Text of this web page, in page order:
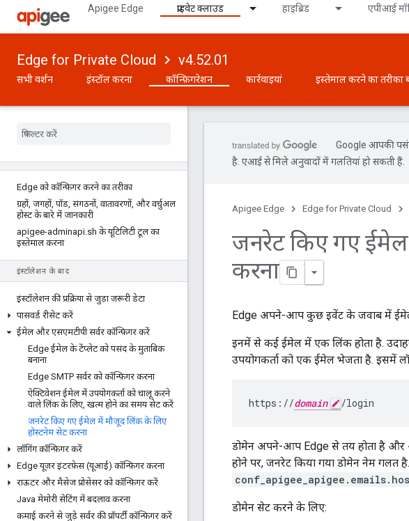
Apigee Edge प्राइवेट क्लाउड हाइब्रिड एपीआई
Edge for Private Cloud v4.52.01
सभी वर्शन इंस्टॉल करना कॉन्फ़िगरेशन कार्रवाइयां इस्तेमाल करने का तरीका
वर्शन 4.52.01
Edge को कॉन्फ़िगर करने का तरीका
ग्रहों, जगहों, पॉड, संगठनों, वातावरणों, और वर्चुअल
होस्ट के बारे में जानकारी
apigee-adminapi.sh के यूटिलिटी टूल का
इस्तेमाल करना
इंस्टॉलेशन के बाद
इंस्टॉलेशन की प्रक्रिया से जुड़ा ज़रूरी डेटा
पासवर्ड रीसेट करें
ईमेल और एसएमटीपी सर्वर कॉन्फ़िगर करें
Edge ईमेल के टेंप्लेट को पसंद के मुताबिक
बनाना
Edge SMTP सर्वर को कॉन्फ़िगर करना
ऐक्टिवेशन ईमेल में उपयोगकर्ता को चालू करने
वाले लिंक के लिए, खत्म होने का समय सेट करें
जनरेट किए गए ईमेल में मौजूद लिंक के लिए
होस्टनेम सेट करना
लॉगिंग कॉन्फ़िगर करें
Edge यूज़र इंटरफ़ेस (यूआई) कॉन्फ़िगर करना
राऊटर और मैसेज प्रोसेसर को कॉन्फ़िगर करें
Java मेमोरी सेटिंग में बदलाव करना
कमाई करने से जुड़े सर्वर की प्रॉपर्टी कॉन्फ़िगर करें
Google आपकी
है. एआई से मिले अनुवादों में गलतियां हो सकती हैं.
Apigee Edge Edge for Private Cloud
जनरेट किए गए
करना
Edge अपने-आप कुछ इवेंट के जवाब में
इनमें से कई ईमेल में एक लिंक होता है.
उपयोगकर्ता को एक ईमेल भेजता है. इसमें
https://domain /login
डोमेन अपने-आप Edge से तय होता है और
होने पर, जनरेट किया गया डोमेन नेम गलत
डोमेन सेट करने के लिए: